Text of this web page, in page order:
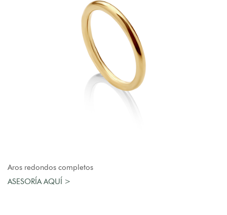
AGREGAR AL CARRO
Aros redondos completos
ASESORÍA AQUÍ >